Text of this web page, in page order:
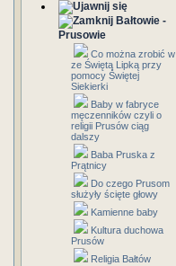
Bałtowie -
Prusowie
Co można zrobić w
ze Świętą Lipką przy
pomocy Świętej
Siekierki
Baby w fabryce
męczenników czyli o
religii Prusów ciąg
dalszy
Baba Pruska z
Prątnicy
Do czego Prusom
służyły ścięte głowy
Kamienne baby
Kultura duchowa
Prusów
Religia Bałtów